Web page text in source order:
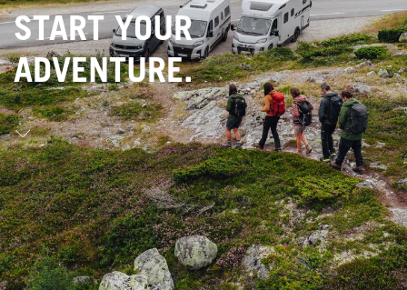
START YOUR
ADVENTURE.